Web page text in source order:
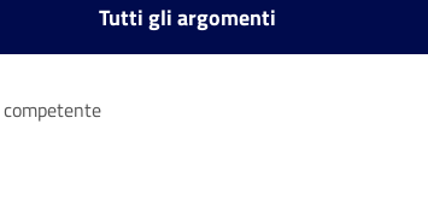
Tutti gli argomenti